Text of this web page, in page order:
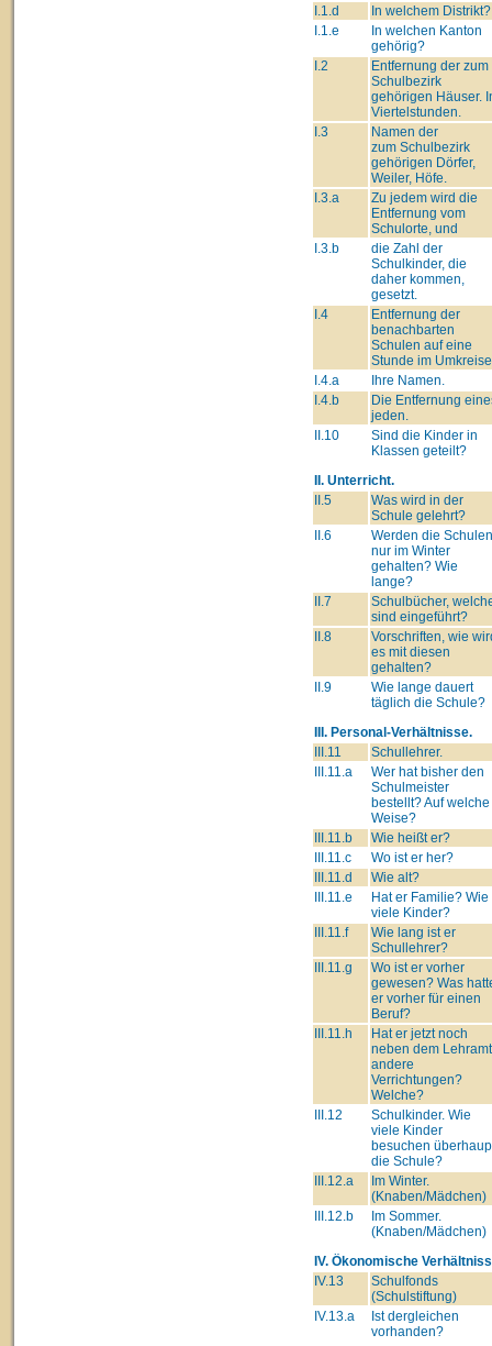
I.1.d
In welchem Distrikt?
I.1.e
In welchen Kanton
gehörig?
I.2
Entfernung der zum
Schulbezirk
gehörigen Häuser.
Viertelstunden.
I.3
Namen der
zum Schulbezirk
gehörigen Dörfer,
Weiler, Höfe.
I.3.a
Zu jedem wird die
Entfernung vom
Schulorte, und
I.3.b
die Zahl der
Schulkinder, die
daher kommen,
gesetzt.
I.4
Entfernung der
benachbarten
Schulen auf eine
Stunde im
I.4.a
Ihre Namen.
I.4.b
Die Entfernung
jeden.
II.10
Sind die Kinder in
Klassen geteilt?
II. Unterricht.
II.5
Was wird in der
Schule gelehrt?
II.6
Werden die Schulen
nur im Winter
gehalten? Wie
lange?
II.7
Schulbücher,
sind eingeführt?
II.8
Vorschriften, wie
es mit diesen
gehalten?
II.9
Wie lange dauert
täglich die Schule?
III. Personal-Verhältnisse.
III.11
Schullehrer.
III.11.a
Wer hat bisher den
Schulmeister
bestellt? Auf welche
Weise?
III.11.b
Wie heißt er?
III.11.c
Wo ist er her?
III.11.d
Wie alt?
III.11.e
Hat er Familie? Wie
viele Kinder?
III.11.f
Wie lang ist er
Schullehrer?
III.11.g
Wo ist er vorher
gewesen? Was
er vorher für einen
Beruf?
III.11.h
Hat er jetzt noch
neben dem
andere
Verrichtungen?
Welche?
III.12
Schulkinder. Wie
viele Kinder
besuchen
die Schule?
III.12.a
Im Winter.
(Knaben/Mädchen)
III.12.b
Im Sommer.
(Knaben/Mädchen)
IV. Ökonomische
IV.13
Schulfonds
(Schulstiftung)
IV.13.a
Ist dergleichen
vorhanden?